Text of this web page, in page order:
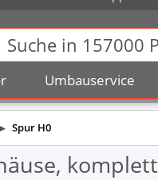
Umbauservice
Spur H0
komplett